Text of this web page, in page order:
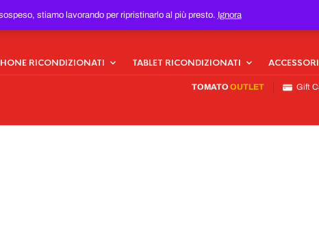
stiamo lavorando per ripristinarlo al più presto. Ignora
RICONDIZIONATI TABLET RICONDIZIONATI ACCESSORI
TOMATO OUTLET Gift